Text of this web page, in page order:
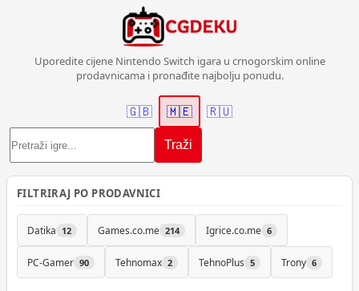
Uporedite cijene Nintendo Switch igara u crnogorskim online
prodavnicama i pronađite najbolju ponudu.
Traži
🇬🇧 🇲🇪 🇷🇺
FILTRIRAJ PO PRODAVNICI
Datika 12 Games.co.me 214 Igrice.co.me 6
PC-Gamer 90 Tehnomax 2 TehnoPlus 5 Trony 6